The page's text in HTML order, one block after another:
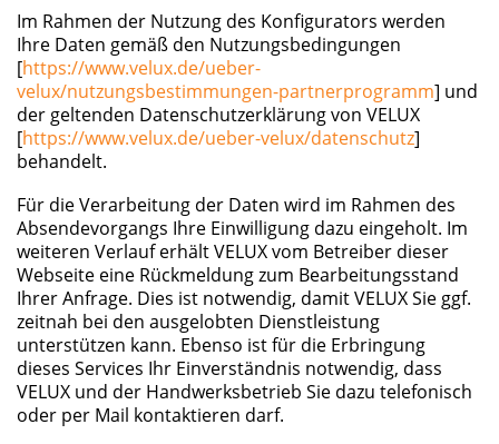
Im Rahmen der Nutzung des Konfigurators werden
Ihre Daten gemäß den Nutzungsbedingungen
[https://www.velux.de/ueber-
velux/nutzungsbestimmungen-partnerprogramm] und
der geltenden Datenschutzerklärung von VELUX
[https://www.velux.de/ueber-velux/datenschutz]
behandelt.
Für die Verarbeitung der Daten wird im Rahmen des
Absendevorgangs Ihre Einwilligung dazu eingeholt. Im
weiteren Verlauf erhält VELUX vom Betreiber dieser
Webseite eine Rückmeldung zum Bearbeitungsstand
Ihrer Anfrage. Dies ist notwendig, damit VELUX Sie ggf.
zeitnah bei den ausgelobten Dienstleistung
unterstützen kann. Ebenso ist für die Erbringung
dieses Services Ihr Einverständnis notwendig, dass
VELUX und der Handwerksbetrieb Sie dazu telefonisch
oder per Mail kontaktieren darf.